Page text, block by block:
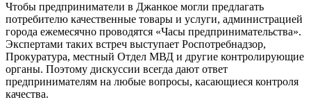
Чтобы предприниматели в Джанкое могли предлагать
потребителю качественные товары и услуги, администрацией
города ежемесячно проводятся «Часы предпринимательства».
Экспертами таких встреч выступает Роспотребнадзор,
Прокуратура, местный Отдел МВД и другие контролирующие
органы. Поэтому дискуссии всегда дают ответ
предпринимателям на любые вопросы, касающиеся контроля
качества.